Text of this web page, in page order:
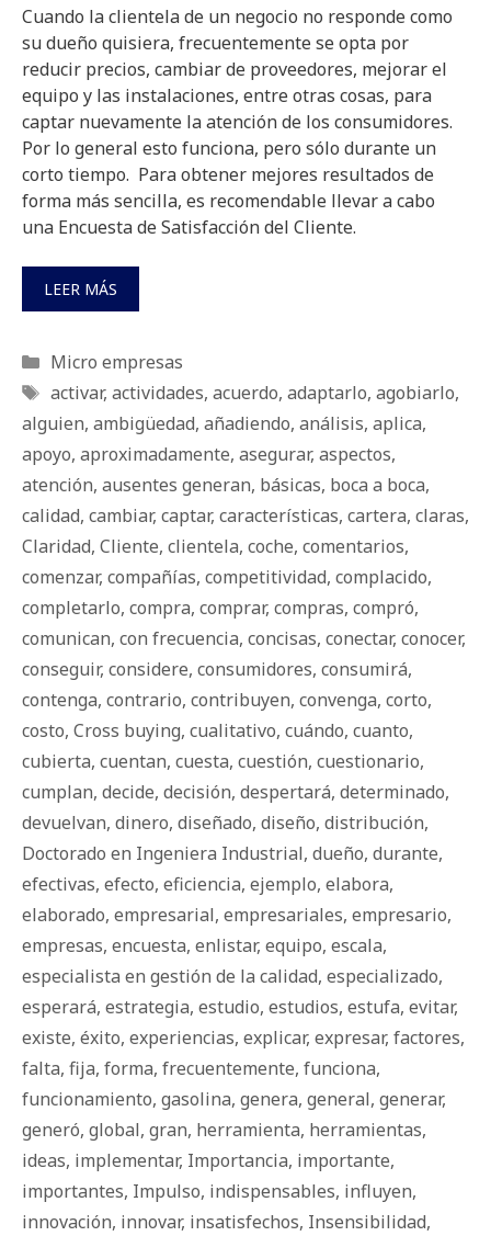
Cuando la clientela de un negocio no responde como
su dueño quisiera, frecuentemente se opta por
reducir precios, cambiar de proveedores, mejorar el
equipo y las instalaciones, entre otras cosas, para
captar nuevamente la atención de los consumidores.
Por lo general esto funciona, pero sólo durante un
corto tiempo. Para obtener mejores resultados de
forma más sencilla, es recomendable llevar a cabo
una Encuesta de Satisfacción del Cliente.
LEER MÁS
Categorías
Micro empresas
Etiquetas
activar, actividades, acuerdo, adaptarlo, agobiarlo,
alguien, ambigüedad, añadiendo, análisis, aplica,
apoyo, aproximadamente, asegurar, aspectos,
atención, ausentes generan, básicas, boca a boca,
calidad, cambiar, captar, características, cartera, claras,
Claridad, Cliente, clientela, coche, comentarios,
comenzar, compañías, competitividad, complacido,
completarlo, compra, comprar, compras, compró,
comunican, con frecuencia, concisas, conectar, conocer,
conseguir, considere, consumidores, consumirá,
contenga, contrario, contribuyen, convenga, corto,
costo, Cross buying, cualitativo, cuándo, cuanto,
cubierta, cuentan, cuesta, cuestión, cuestionario,
cumplan, decide, decisión, despertará, determinado,
devuelvan, dinero, diseñado, diseño, distribución,
Doctorado en Ingeniera Industrial, dueño, durante,
efectivas, efecto, eficiencia, ejemplo, elabora,
elaborado, empresarial, empresariales, empresario,
empresas, encuesta, enlistar, equipo, escala,
especialista en gestión de la calidad, especializado,
esperará, estrategia, estudio, estudios, estufa, evitar,
existe, éxito, experiencias, explicar, expresar, factores,
falta, fija, forma, frecuentemente, funciona,
funcionamiento, gasolina, genera, general, generar,
generó, global, gran, herramienta, herramientas,
ideas, implementar, Importancia, importante,
importantes, Impulso, indispensables, influyen,
innovación, innovar, insatisfechos, Insensibilidad,